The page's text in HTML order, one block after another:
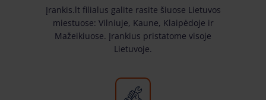
Įrankis.lt filialus galite rasite šiuose Lietuvos
miestuose: Vilniuje, Kaune, Klaipėdoje ir
Mažeikiuose. Įrankius pristatome visoje
Lietuvoje.